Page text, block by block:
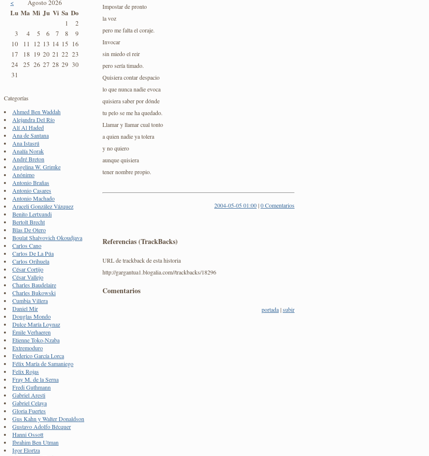
< Agosto 2026
Lu Ma Mi Ju Vi Sa Do
1
2
3
4 5 6 7 8
9
10
11 12 13 14 15 16
17
18 19 20 21 22 23
24
25 26 27 28 29 30
31
Categorías
Ahmed Ben Waddah
Alejandra Del Río
Alí Al Haded
Ana de Santana
Ana Istasrú
Analía Norak
André Breton
Angelina W. Grimke
Anónimo
Antonio Brañas
Antonio Casares
Antonio Machado
Araceli González Vázquez
Benito Lertxundi
Bertolt Brecht
Blas De Otero
Boulat Shalvovich Okoudjava
Carlos Cano
Carlos De La Púa
Carlos Orihuela
César Cortijo
César Vallejo
Charles Baudelaire
Charles Bukowski
Cumbia Villera
Daniel Mir
Douglas Mondo
Dulce María Loynaz
Émile Verhaeren
Etienne Toko-Nzaba
Extremoduro
Federico García Lorca
Félix María de Samaniego
Felix Rojas
Fray M. de la Serna
Fredi Guthmann
Gabriel Aresti
Gabriel Celaya
Gloria Fuertes
Gus Kahn y Walter Donaldson
Gustavo Adolfo Bécquer
Hanni Ossott
Ibrahim Ben Utman
Igor Elortza
Impostar de pronto
la voz
pero me falta el coraje.
Invocar
sin miedo el reir
pero sería timado.
Quisiera contar despacio
lo que nunca nadie evoca
quisiera saber por dónde
tu pelo se me ha quedado.
Llamar y llamar cual tonto
a quien nadie ya tolera
y no quiero
aunque quisiera
tener nombre propio.
2004-05-05 01:00|0 Comentarios
Referencias (TrackBacks)
URL de trackback de esta historia
http://gargantua1.blogalia.com//trackbacks/18296
Comentarios
portada|subir